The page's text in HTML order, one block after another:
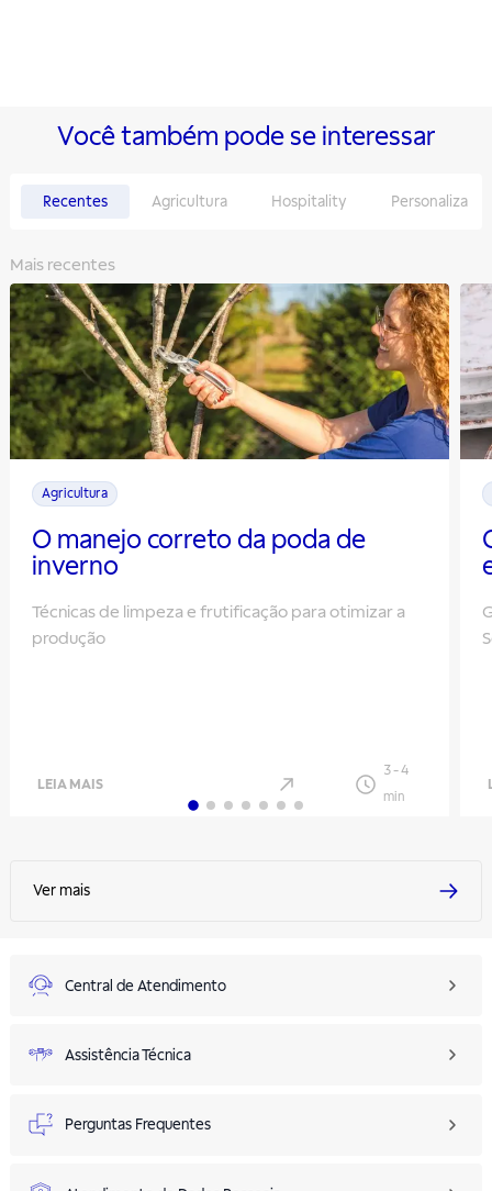
Você também pode se interessar
Recentes Agricultura Hospitality Personaliza
Mais recentes
Agricultura
O manejo correto da poda de
inverno
Técnicas de limpeza e frutificação para otimizar a
produção
LEIA MAIS
3-4
min
Ver mais
Central de Atendimento
Assistência Técnica
Perguntas Frequentes